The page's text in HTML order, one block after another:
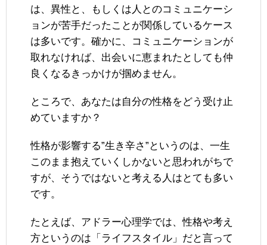
は、異性と、もしくは人とのコミュニケーシ
ョンが苦手だったことが関係しているケース
は多いです。確かに、コミュニケーションが
取れなければ、出会いに恵まれたとしても仲
良くなるきっかけが掴めません。
ところで、あなたは自分の性格をどう受け止
めていますか？
性格が影響する”生き辛さ”というのは、一生
このまま抱えていくしかないと思われがちで
すが、そうではないと考える人はとても多い
です。
たとえば、アドラー心理学では、性格や考え
方というのは「ライフスタイル」だと言って